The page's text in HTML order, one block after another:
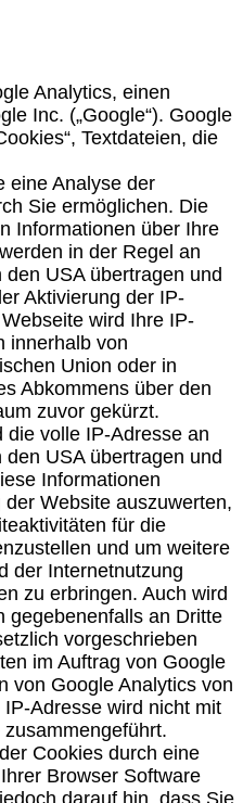
Analytics, einen
Inc. („Google“). Google
Textdateien, die
eine Analyse der
Sie ermöglichen. Die
Informationen über Ihre
in der Regel an
USA übertragen und
Aktivierung der IP-
wird Ihre IP-
innerhalb von
Union oder in
Abkommens über den
zuvor gekürzt.
die volle IP-Adresse an
USA übertragen und
Informationen
Website auszuwerten,
für die
und um weitere
der Internetnutzung
zu erbringen. Auch wird
gegebenenfalls an Dritte
vorgeschrieben
im Auftrag von Google
von Google Analytics von
Adresse wird nicht mit
Cookies durch eine
Browser Software
darauf hin, dass Sie